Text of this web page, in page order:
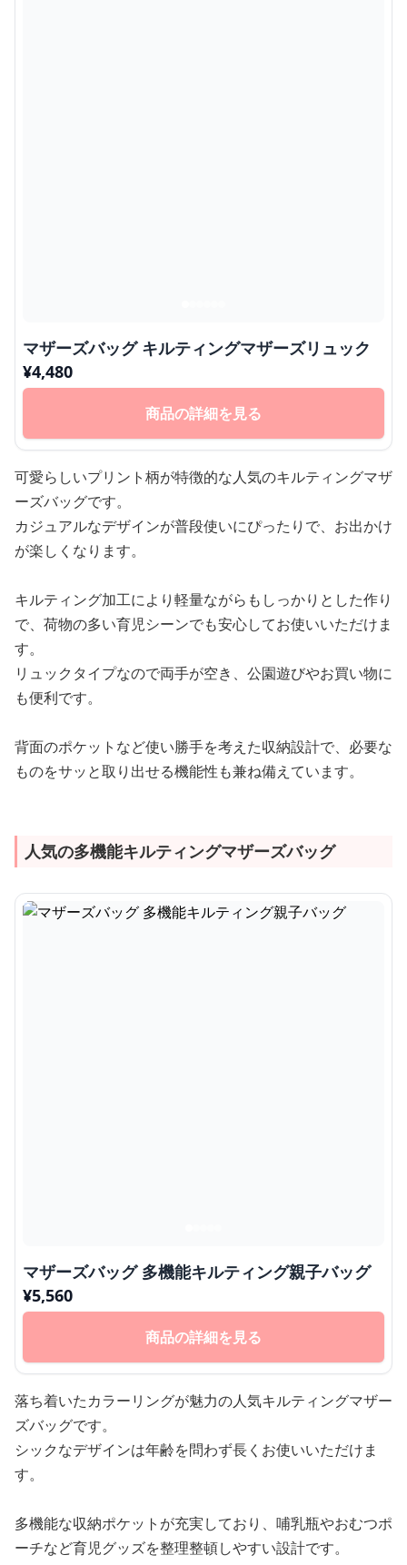
マザーズバッグ キルティングマザーズリュック
¥4,480
商品の詳細を見る
可愛らしいプリント柄が特徴的な人気のキルティングマザ
ーズバッグです。
カジュアルなデザインが普段使いにぴったりで、お出かけ
が楽しくなります。
キルティング加工により軽量ながらもしっかりとした作り
で、荷物の多い育児シーンでも安心してお使いいただけま
す。
リュックタイプなので両手が空き、公園遊びやお買い物に
も便利です。
背面のポケットなど使い勝手を考えた収納設計で、必要な
ものをサッと取り出せる機能性も兼ね備えています。
人気の多機能キルティングマザーズバッグ
マザーズバッグ 多機能キルティング親子バッグ
¥5,560
商品の詳細を見る
落ち着いたカラーリングが魅力の人気キルティングマザー
ズバッグです。
シックなデザインは年齢を問わず長くお使いいただけま
す。
多機能な収納ポケットが充実しており、哺乳瓶やおむつポ
ーチなど育児グッズを整理整頓しやすい設計です。